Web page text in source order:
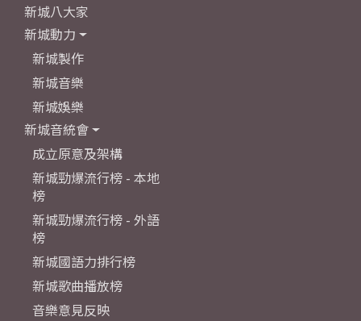
新城八大家
新城動力
新城製作
新城音樂
新城娛樂
新城音統會
成立原意及架構
新城勁爆流行榜 - 本地
榜
新城勁爆流行榜 - 外語
榜
新城國語力排行榜
新城歌曲播放榜
音樂意見反映